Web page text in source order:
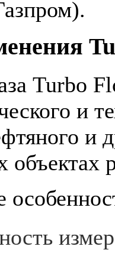
Turbo
и
и